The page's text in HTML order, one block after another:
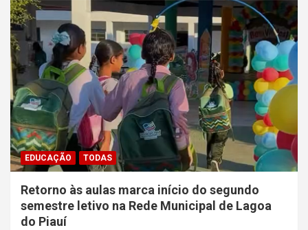
EDUCAÇÃO TODAS
Retorno às aulas marca início do segundo
semestre letivo na Rede Municipal de Lagoa
do Piauí